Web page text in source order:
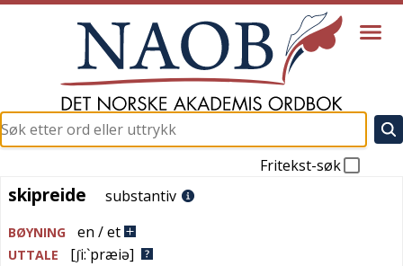
Fritekst-søk
skipreide
skipreide substantiv
BØYNING en / et
UTTALE [ʃi:`præiə]